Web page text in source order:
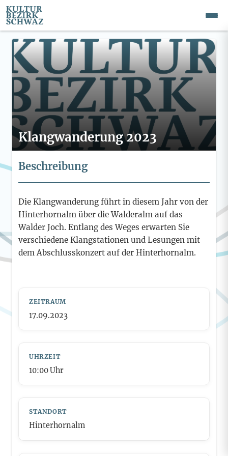
Klangwanderung 2023
Beschreibung
Die Klangwanderung führt in diesem Jahr von der
Hinterhornalm über die Walderalm auf das
Walder Joch. Entlang des Weges erwarten Sie
verschiedene Klangstationen und Lesungen mit
dem Abschlusskonzert auf der Hinterhornalm.
ZEITRAUM
17.09.2023
UHRZEIT
10:00Uhr
STANDORT
Hinterhornalm